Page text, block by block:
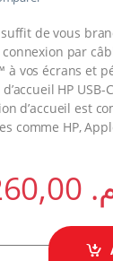
de vous
par
à vos écrans et
HP
d’accueil est
comme HP,
d'accueil HP